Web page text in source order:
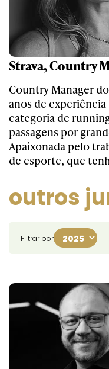
Strava, Country
Country Manager
anos de
categoria de
passagens por
Apaixonada pelo
de esporte, que
outros
Filtrar por